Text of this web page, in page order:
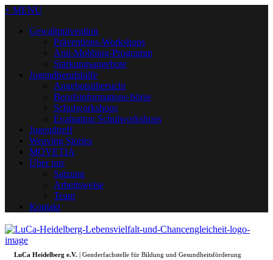
+ MENU
Gewaltprävention
Präventions-Workshops
Anti-Mobbing-Programm
Stärkungsangebote
Jugendberufshilfe
Angebotsübersicht
Berufsinformations-börse
Schulworkshops
Evaluation Schulworkshops
Jugendtreff
Weaving Stories
MOVETIA
Über uns
Satzung
Arbeitsweise
Team
Kontakt
LuCa Heidelberg e.V. | Genderfachstelle für Bildung und Gesundheitsförderung